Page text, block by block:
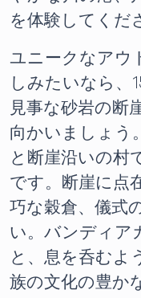
を体験してくだ
ユニークなアウ
しみたいなら、
見事な砂岩の断
向かいましょう
と断崖沿いの村
です。断崖に点
巧な穀倉、儀式
い。バンディア
と、息を呑むよ
族の文化の豊か